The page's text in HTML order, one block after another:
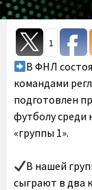
1
В ФНЛ
командами
подготовлен
футболу среди
«группы 1».
В нашей
сыграют в два